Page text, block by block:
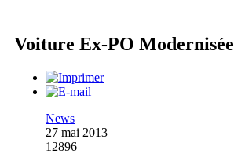
Voiture Ex-PO Modernisée
News
27 mai 2013
12896